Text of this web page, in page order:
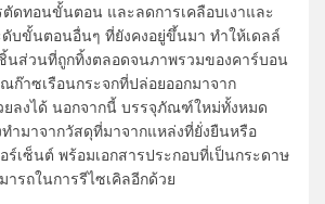
ดทอนขั้นตอน และลดการเคลือบเงาและ
บขั้นตอนอื่นๆ ที่ยังคงอยู่ขึ้นมา ทำให้เดลล์
ส่วนที่ถูกทิ้งตลอดจนภาพรวมของคาร์บอน
ก๊าซเรือนกระจกที่ปล่อยออกมาจาก
ลงได้ นอกจากนี้ บรรจุภัณฑ์ใหม่ทั้งหมด
ทำมาจากวัสดุที่มาจากแหล่งที่ยั่งยืนหรือ
ร์เซ็นต์ พร้อมเอกสารประกอบที่เป็นกระดาษ
รถในการรีไซเคิลอีกด้วย